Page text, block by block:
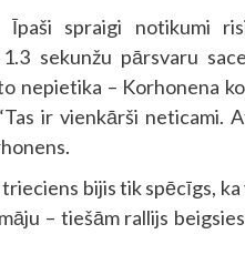
spraigi notikumi
sekunžu pārsvaru
nepietika – Korhonena
ir vienkārši neticami.
bijis tik spēcīgs, ka
– tiešām rallijs